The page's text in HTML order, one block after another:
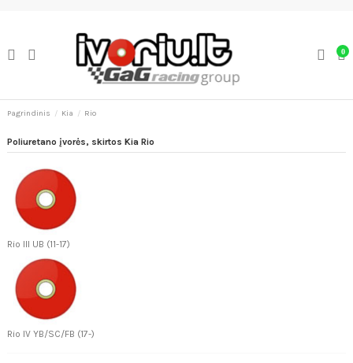
0
Pagrindinis Kia Rio
Poliuretano įvorės, skirtos Kia Rio
Rio III UB (11-17)
Rio IV YB/SC/FB (17-)